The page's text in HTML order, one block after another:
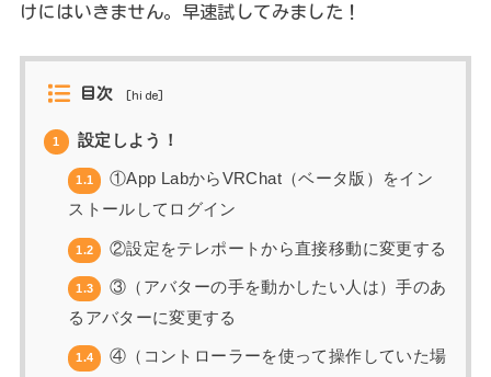
けにはいきません。早速試してみました！
目次 [hide]
1 設定しよう！
1.1
①App LabからVRChat（ベータ版）をイン
ストールしてログイン
1.2 ②設定をテレポートから直接移動に変更する
1.3
③（アバターの手を動かしたい人は）手のあ
るアバターに変更する
1.4
④（コントローラーを使って操作していた場